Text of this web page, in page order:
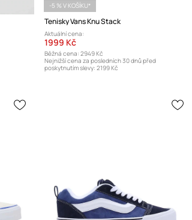
-5 % V KOŠÍKU*
Tenisky Vans Knu Stack
Aktuální cena:
1999 Kč
Běžná cena: 2949 Kč
Nejnižší cena za posledních 30 dnů před
poskytnutím slevy: 2199 Kč